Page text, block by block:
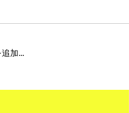
FIGHT 24にご
追加…